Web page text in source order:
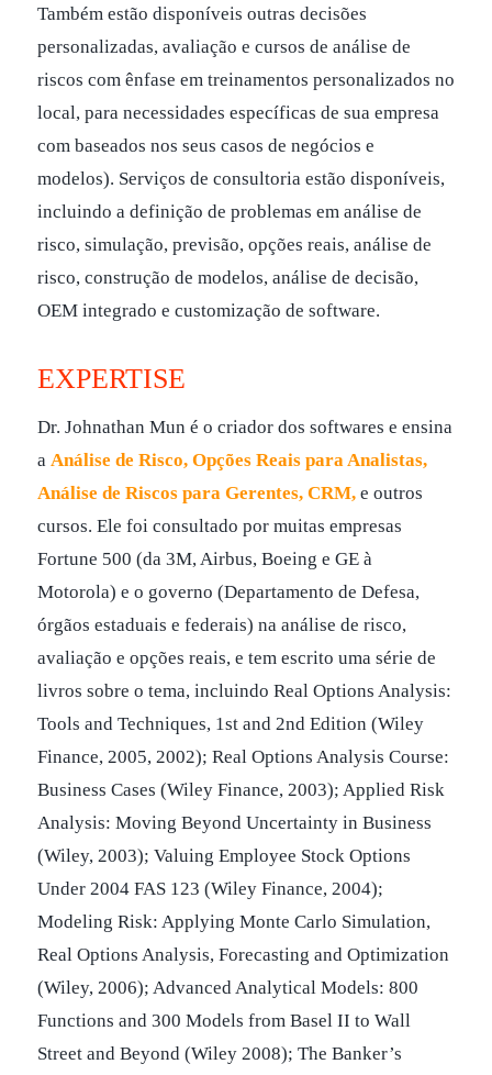
Também estão disponíveis outras decisões
personalizadas, avaliação e cursos de análise de
riscos com ênfase em treinamentos personalizados no
local, para necessidades específicas de sua empresa
com baseados nos seus casos de negócios e
modelos). Serviços de consultoria estão disponíveis,
incluindo a definição de problemas em análise de
risco, simulação, previsão, opções reais, análise de
risco, construção de modelos, análise de decisão,
OEM integrado e customização de software.
EXPERTISE
Dr. Johnathan Mun é o criador dos softwares e ensina
a Análise de Risco, Opções Reais para Analistas,
Análise de Riscos para Gerentes, CRM,e outros
cursos. Ele foi consultado por muitas empresas
Fortune 500 (da 3M, Airbus, Boeing e GE à
Motorola) e o governo (Departamento de Defesa,
órgãos estaduais e federais) na análise de risco,
avaliação e opções reais, e tem escrito uma série de
livros sobre o tema, incluindo Real Options Analysis:
Tools and Techniques, 1st and 2nd Edition (Wiley
Finance, 2005, 2002); Real Options Analysis Course:
Business Cases (Wiley Finance, 2003); Applied Risk
Analysis: Moving Beyond Uncertainty in Business
(Wiley, 2003); Valuing Employee Stock Options
Under 2004 FAS 123 (Wiley Finance, 2004);
Modeling Risk: Applying Monte Carlo Simulation,
Real Options Analysis, Forecasting and Optimization
(Wiley, 2006); Advanced Analytical Models: 800
Functions and 300 Models from Basel II to Wall
Street and Beyond (Wiley 2008); The Banker’s